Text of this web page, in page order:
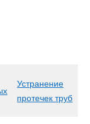
Устранение
протечек труб